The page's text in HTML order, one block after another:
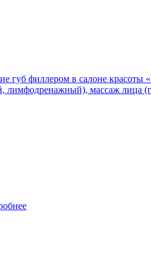
губ филлером в салоне красоты
массаж лица